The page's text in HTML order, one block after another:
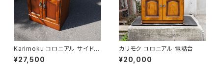
Karimoku コロニアル サイドキ
ャビネット
¥27,500
カリモク コロニアル 電話台
¥20,000